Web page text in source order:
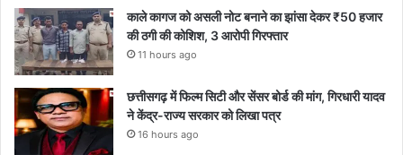
काले कागज को असली नोट बनाने का झांसा देकर ₹50 हजार
की ठगी की कोशिश, 3 आरोपी गिरफ्तार
11 hours ago
छत्तीसगढ़ में फिल्म सिटी और सेंसर बोर्ड की मांग, गिरधारी यादव
ने केंद्र-राज्य सरकार को लिखा पत्र
16 hours ago